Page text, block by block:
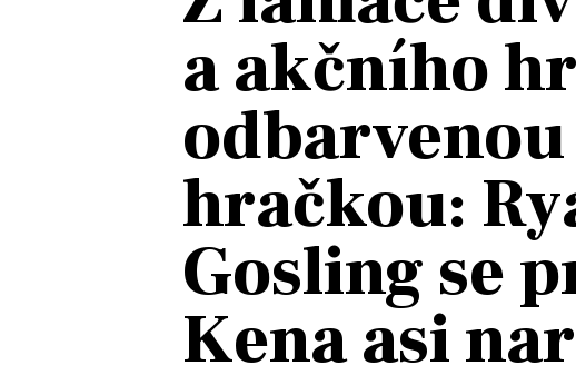
HUDBA
ROZHOVORY
#NEBUDUDOMA
KALENDÁŘ
KVÍZY
VIP
TRENDY
MIX
OSTATNÍ
PODCASTY
JAK NALADIT
RÁDIO
a akčního
hračkou:
Gosling se
Kena asi